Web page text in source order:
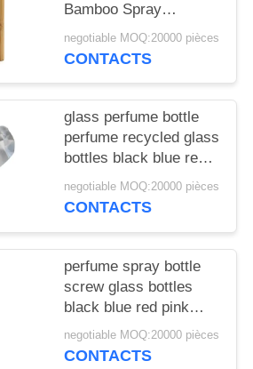
Bamboo Spray
Perfume Bottle With
Screw Spray Cap
negotiable MOQ:20000 pièces
CONTACTS
glass perfume bottle
perfume recycled glass
bottles black blue red
pink green cap plastic
and metal
negotiable MOQ:20000 pièces
CONTACTS
perfume spray bottle
screw glass bottles
black blue red pink
green cap plastic and
metal
negotiable MOQ:20000 pièces
CONTACTS